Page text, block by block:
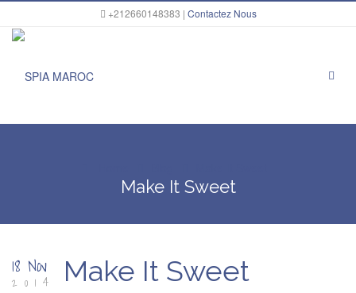
+212660148383 | Contactez Nous
Make It Sweet
18 Nov
2014 Make It Sweet